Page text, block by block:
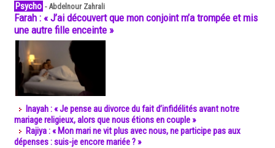
Psycho -Abdelnour Zahrali
Farah : « J’ai découvert que mon conjoint m’a trompée et mis
une autre fille enceinte »
Inayah : « Je pense au divorce du fait d’infidélités avant notre
mariage religieux, alors que nous étions en couple »
Rajiya : « Mon mari ne vit plus avec nous, ne participe pas aux
dépenses : suis-je encore mariée ? »